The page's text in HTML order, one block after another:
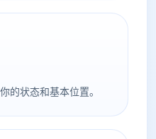
的状态和基本位置。